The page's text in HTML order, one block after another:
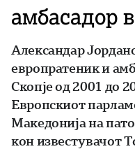
амбасадор
Александар
европратеник и
Скопје од 2001 до
Европскиот
Македонија на
кон известувачот